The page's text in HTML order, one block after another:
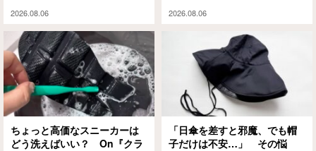
2026.08.06 2026.08.06
ちょっと高価なスニーカーは
どう洗えばいい？ On『クラ
「日傘を差すと邪魔、でも帽
子だけは不安…」 その悩